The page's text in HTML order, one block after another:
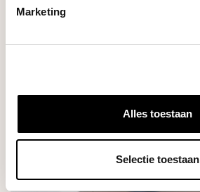
Marketing
Alles toestaan
Selectie toestaan